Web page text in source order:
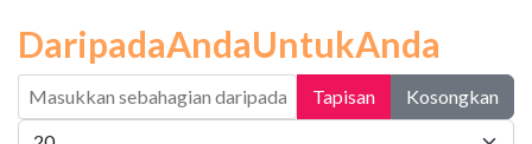
DaripadaAndaUntukAnda
Tapisan Kosongkan
Papar #